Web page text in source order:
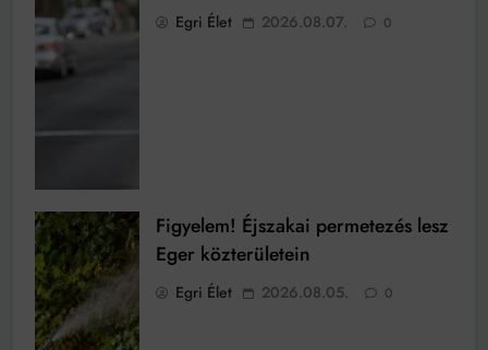
Egri Élet 2026.08.07. 0
Figyelem! Éjszakai permetezés lesz
Eger közterületein
Egri Élet 2026.08.05. 0